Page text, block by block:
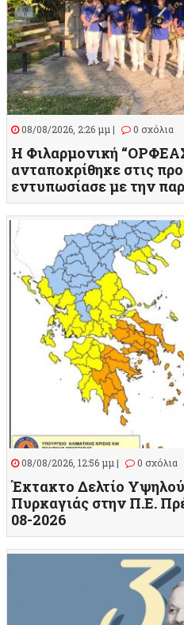
08/08/2026, 2:26 μμ | 0 σχόλια
Η Φιλαρμονική
ανταποκρίθηκε στις
εντυπωσίασε με την
08/08/2026, 12:56 μμ | 0 σχόλια
Έκτακτο Δελτίο
Πυρκαγιάς στην Π.Ε.
08-2026